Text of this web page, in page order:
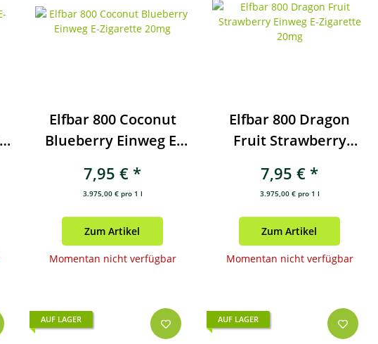
Elfbar 800 Coconut
Blueberry Einweg E-
7,95 € *
3.975,00 € pro 1 l
Zum Artikel
Momentan nicht verfügbar
Elfbar 800 Dragon
Fruit Strawberry
20mg
7,95 € *
3.975,00 € pro 1 l
Zum Artikel
Momentan nicht verfügbar
AUF LAGER AUF LAGER